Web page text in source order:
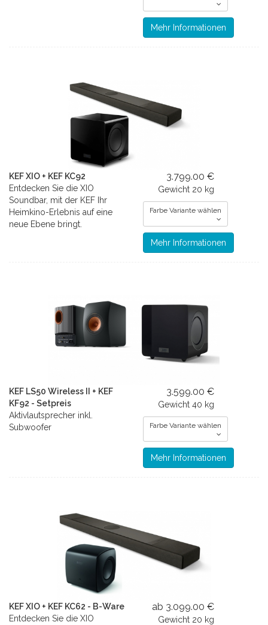
Mehr Informationen
KEF XIO + KEF KC92
Entdecken Sie die XIO
Soundbar, mit der KEF Ihr
Heimkino-Erlebnis auf eine
neue Ebene bringt.
3.799.00 €
Gewicht 20 kg
Farbe Variante wählen
Mehr Informationen
KEF LS50 Wireless II + KEF
KF92 - Setpreis
Aktivlautsprecher inkl.
Subwoofer
3.599.00 €
Gewicht 40 kg
Farbe Variante wählen
Mehr Informationen
KEF XIO + KEF KC62 - B-Ware
Entdecken Sie die XIO
ab 3.099.00 €
Gewicht 20 kg